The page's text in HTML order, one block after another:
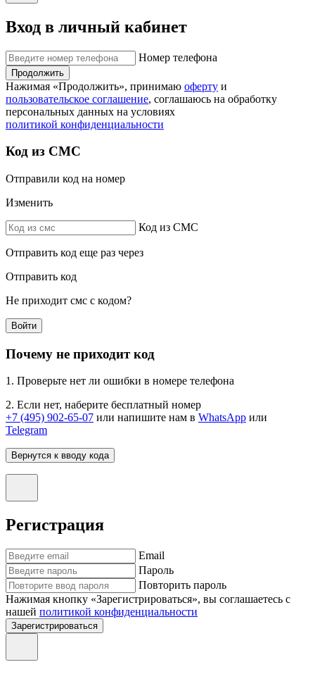
Вход в личный кабинет
Номер телефона
Продолжить
Нажимая «Продолжить», принимаю оферту и
пользовательское соглашение, соглашаюсь на обработку
персональных данных на условиях
политикой конфиденциальности
Код из СМС
Отправили код на номер
Изменить
Код из СМС
Отправить код еще раз через
Отправить код
Не приходит смс с кодом?
Войти
Почему не приходит код
1. Проверьте нет ли ошибки в номере телефона
2. Если нет, наберите бесплатный номер
+7 (495) 902-65-07 или напишите нам в WhatsApp или
Telegram
Вернутся к вводу кода
Регистрация
Email
Пароль
Повторить пароль
Нажимая кнопку «Зарегистрироваться», вы соглашаетесь с
нашей политикой конфиденциальности
Зарегистрироваться